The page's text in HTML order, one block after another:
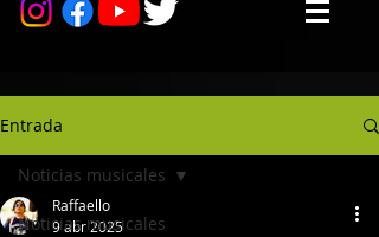
Entrada
Noticias musicales
Noticias musicales
Raffaello
9 abr 2025